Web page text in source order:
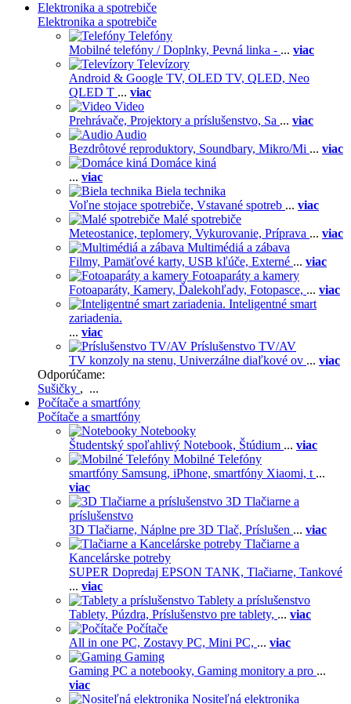
Elektronika a spotrebiče
Elektronika a spotrebiče
Telefóny
Mobilné telefóny / Doplnky, Pevná linka - ... viac
Televízory
Android & Google TV, OLED TV, QLED, Neo
QLED T ... viac
Video
Prehrávače, Projektory a príslušenstvo, Sa ... viac
Audio
Bezdrôtové reproduktory, Soundbary, Mikro/Mi ... viac
Domáce kiná
... viac
Biela technika
Voľne stojace spotrebiče, Vstavané spotreb ... viac
Malé spotrebiče
Meteostanice, teplomery, Vykurovanie, Príprava ... viac
Multimédiá a zábava
Filmy, Pamäťové karty, USB kľúče, Externé ... viac
Fotoaparáty a kamery
Fotoaparáty, Kamery, Ďalekohľady, Fotopasce, ... viac
Inteligentné smart
zariadenia.
... viac
Príslušenstvo TV/AV
TV konzoly na stenu, Univerzálne diaľkové ov ... viac
Odporúčame:
Sušičky , ...
Počítače a smartfóny
Počítače a smartfóny
Notebooky
Študentský spoľahlivý Notebook, Štúdium ... viac
Mobilné Telefóny
smartfóny Samsung, iPhone, smartfóny Xiaomi, t ...
viac
3D Tlačiarne a
príslušenstvo
3D Tlačiarne, Náplne pre 3D Tlač, Príslušen ... viac
Tlačiarne a
Kancelárske potreby
SUPER Dopredaj EPSON TANK, Tlačiarne, Tankové
... viac
Tablety a príslušenstvo
Tablety, Púzdra, Príslušenstvo pre tablety, ... viac
Počítače
All in one PC, Zostavy PC, Mini PC, ... viac
Gaming
Gaming PC a notebooky, Gaming monitory a pro ...
viac
Nositeľná elektronika